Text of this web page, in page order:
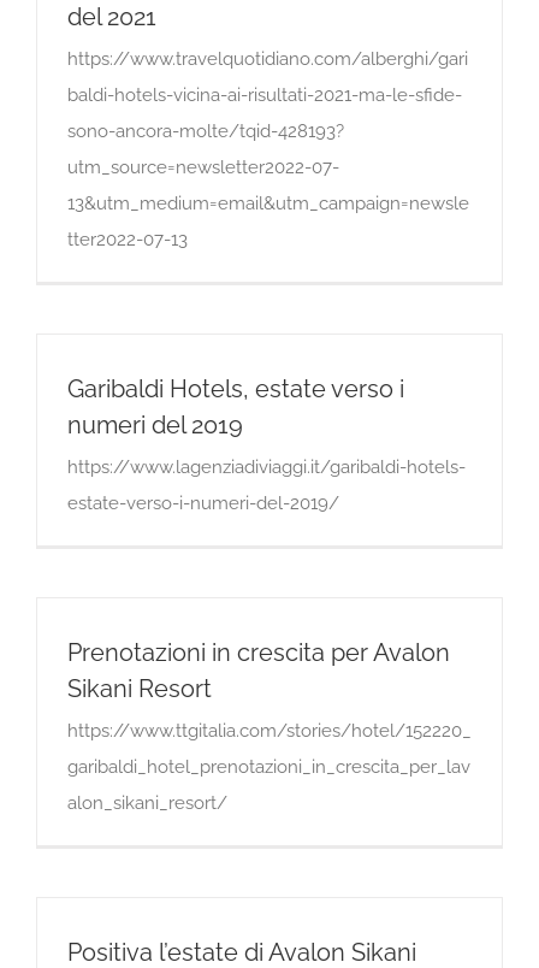
del 2021
https://www.travelquotidiano.com/alberghi/gari
baldi-hotels-vicina-ai-risultati-2021-ma-le-sfide-
sono-ancora-molte/tqid-428193?
utm_source=newsletter2022-07-
13&utm_medium=email&utm_campaign=newsle
tter2022-07-13
Garibaldi Hotels, estate verso i
numeri del 2019
https://www.lagenziadiviaggi.it/garibaldi-hotels-
estate-verso-i-numeri-del-2019/
Prenotazioni in crescita per Avalon
Sikani Resort
https://www.ttgitalia.com/stories/hotel/152220_
garibaldi_hotel_prenotazioni_in_crescita_per_lav
alon_sikani_resort/
Positiva l’estate di Avalon Sikani